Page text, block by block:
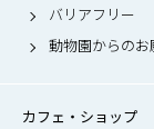
バリアフリー
動物園からのお
カフェ・ショップ